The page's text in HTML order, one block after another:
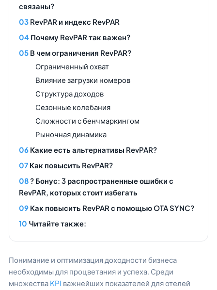
связаны?
RevPAR и индекс RevPAR
Почему RevPAR так важен?
В чем ограничения RevPAR?
Ограниченный охват
Влияние загрузки номеров
Структура доходов
Сезонные колебания
Сложности с бенчмаркингом
Рыночная динамика
Какие есть альтернативы RevPAR?
Как повысить RevPAR?
? Бонус: 3 распространенные ошибки с
RevPAR, которых стоит избегать
Как повысить RevPAR с помощью OTA SYNC?
Читайте также:
Понимание и оптимизация доходности бизнеса
необходимы для процветания и успеха. Среди
множества KPI важнейших показателей для отелей